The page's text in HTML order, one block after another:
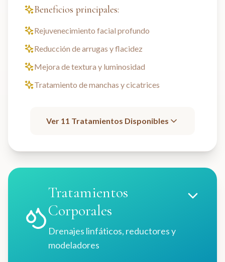
Beneficios principales:
Rejuvenecimiento facial profundo
Reducción de arrugas y flacidez
Mejora de textura y luminosidad
Tratamiento de manchas y cicatrices
Ver 11 Tratamientos Disponibles
Tratamientos
Corporales
Drenajes linfáticos, reductores y
modeladores